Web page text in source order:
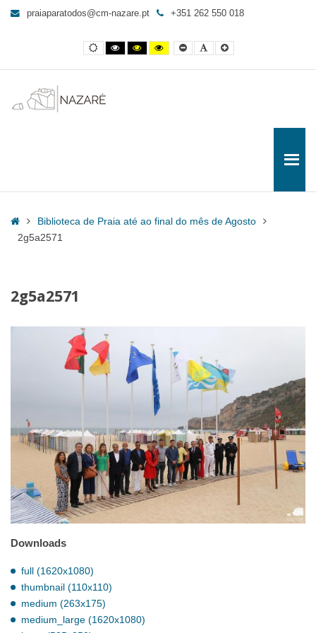
2g5a2571
Todos
praiaparatodos@cm-nazare.pt +351 262 550 018
Contraste
normal
Contraste
preto
branco
Contraste
preto
amarelo
Yellow
and
contrast
Smaller
Font
Letra
por
Letra
maior
HomeBiblioteca de Praia até ao final do mês de Agosto
2g5a2571
2g5a2571
Downloads
full (1620x1080)
thumbnail (110x110)
medium (263x175)
medium_large (1620x1080)